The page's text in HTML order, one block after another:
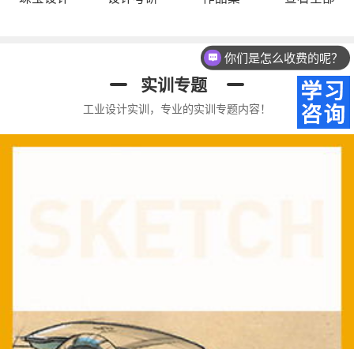
实训专题
工业设计实训，专业的实训专题内容！
你们是怎么收费的呢？